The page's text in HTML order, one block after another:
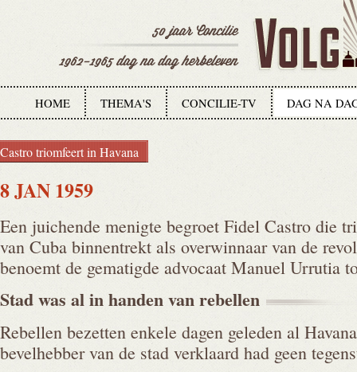
HOME THEMA'S CONCILIE-TV DAG NA
Castro triomfeert in Havana
8 JAN 1959
Een juichende menigte begroet Fidel Castro die
van Cuba binnentrekt als overwinnaar van de
benoemt de gematigde advocaat Manuel Urrutia
Stad was al in handen vanrebellen
Rebellen bezetten enkele dagen geleden al
bevelhebber van de stad verklaard had geen